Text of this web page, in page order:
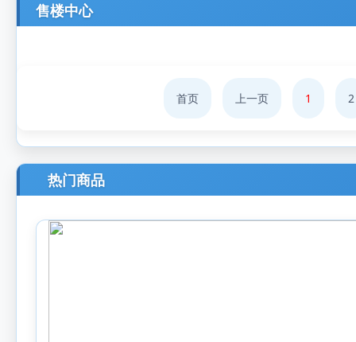
售楼中心
首页 上一页 1 2
热门商品